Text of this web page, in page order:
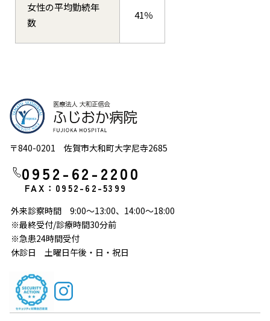
女性の平均勤続年
数
41％
〒840-0201 佐賀市大和町大字尼寺2685
0952-62-2200
FAX：0952-62-5399
外来診察時間 9:00～13:00、14:00～18:00
※最終受付/診療時間30分前
※急患24時間受付
休診日 土曜日午後・日・祝日